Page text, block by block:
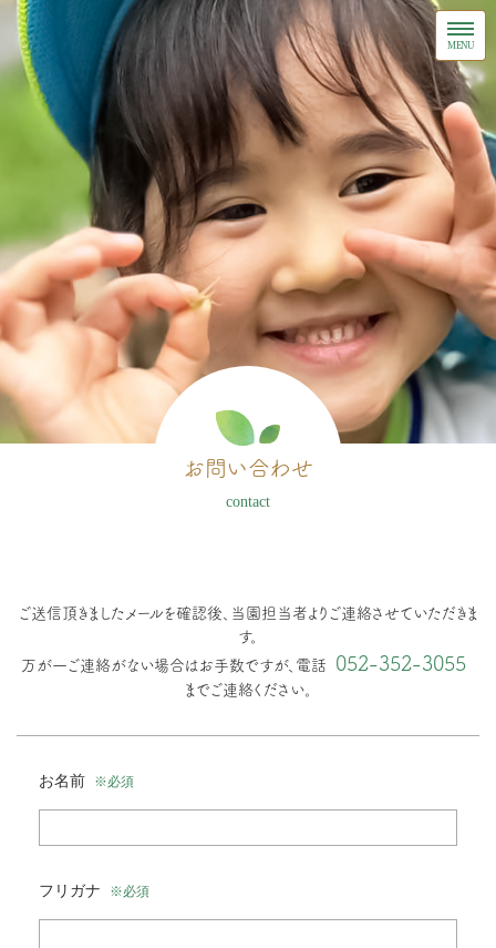
お問い合わせ
contact
ご送信頂きましたメールを確認後、当園担当者よりご連絡させていただきま
す。
万が一ご連絡がない場合はお手数ですが、電話
052-352-3055
までご連絡ください。
お名前 ※必須
フリガナ ※必須